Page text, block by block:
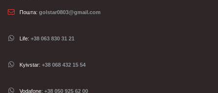
Пошта: golstar0803@gmail.com
Life: +38 063 830 31 21
Kyivstar: +38 068 432 15 54
Vodafone: +38 050 925 62 00